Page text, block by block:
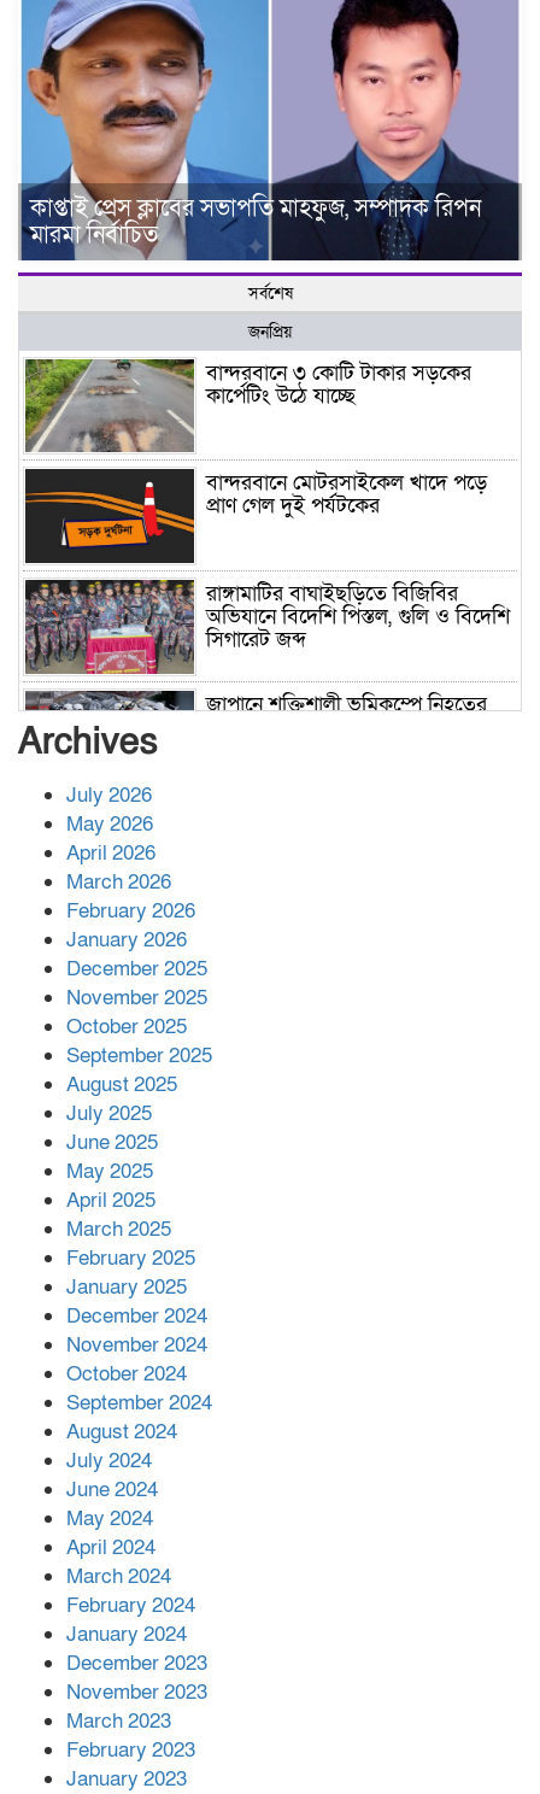
কাপ্তাই প্রেস ক্লাবের সভাপতি মাহফুজ, সম্পাদক রিপন
মারমা নির্বাচিত
সর্বশেষ
জনপ্রিয়
বান্দরবানে ৩ কোটি টাকার সড়কের
কার্পেটিং উঠে যাচ্ছে
বান্দরবানে মোটরসাইকেল খাদে পড়ে
প্রাণ গেল দুই পর্যটকের
রাঙ্গামাটির বাঘাইছড়িতে বিজিবির
অভিযানে বিদেশি পিস্তল, গুলি ও বিদেশি
সিগারেট জব্দ
জাপানে শক্তিশালী ভূমিকম্পে নিহতের
পর ফোন তারেক রহমানের,গ্যাস সঙ্কট
সহায়তা দিলেন সাচিং প্রু জেরী
Archives
July 2026
May 2026
April 2026
March 2026
February 2026
January 2026
December 2025
November 2025
October 2025
September 2025
August 2025
July 2025
June 2025
May 2025
April 2025
March 2025
February 2025
January 2025
December 2024
November 2024
October 2024
September 2024
August 2024
July 2024
June 2024
May 2024
April 2024
March 2024
February 2024
January 2024
December 2023
November 2023
March 2023
February 2023
January 2023